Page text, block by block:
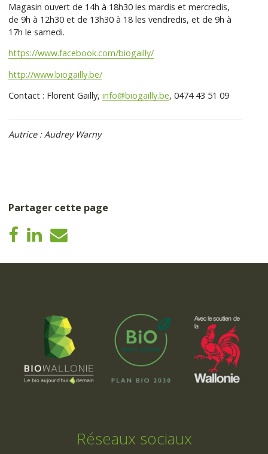
Magasin ouvert de 14h à 18h30 les mardis et mercredis,
de 9h à 12h30 et de 13h30 à 18 les vendredis, et de 9h à
17h le samedi.
https://www.facebook.com/biogailly/
http://www.biogailly.be/
Contact : Florent Gailly,info@biogailly.be, 0474 43 51 09
Autrice : Audrey Warny
Partager cette page
Réseaux sociaux